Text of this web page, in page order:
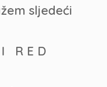
sljedeći
I R E D